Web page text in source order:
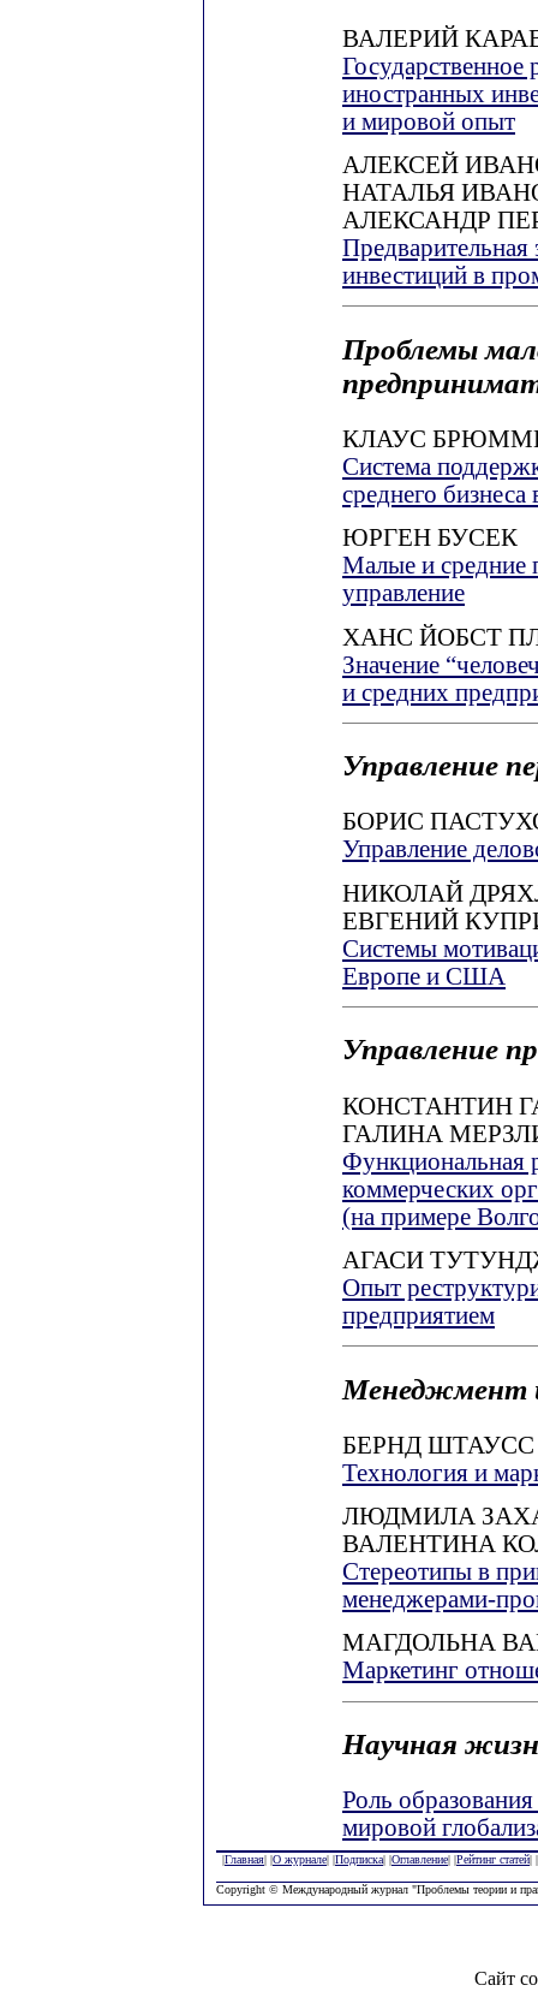
ВАЛЕРИЙ
Государственное
иностранных
и мировой опыт
АЛЕКСЕЙ
НАТАЛЬЯ
АЛЕКСАНДР
Предварительная
инвестиций в
Проблемы
КЛАУС
Система
среднего бизнеса
ЮРГЕН БУСЕК
Малые и средние
управление
ХАНС ЙОБСТ
Значение
и средних
Управление
БОРИС
Управление
НИКОЛАЙ
ЕВГЕНИЙ
Системы
Европе и США
Управление
КОНСТАНТИН
ГАЛИНА
Функциональная
коммерческих
(на примере
АГАСИ
Опыт
предприятием
Менеджмент
БЕРНД ШТАУСС
Технология и
ЛЮДМИЛА
ВАЛЕНТИНА
Стереотипы в
менеджерами-
МАГДОЛЬНА
Маркетинг
Научная
Роль
мировой
|Главная| |О журнале| |Подписка| |Оглавление| |Рейтинг статей| |
Copyright © Международный журнал "Проблемы теории и
Сайт